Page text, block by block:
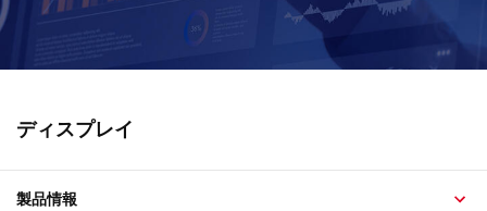
ディスプレイ
製品情報